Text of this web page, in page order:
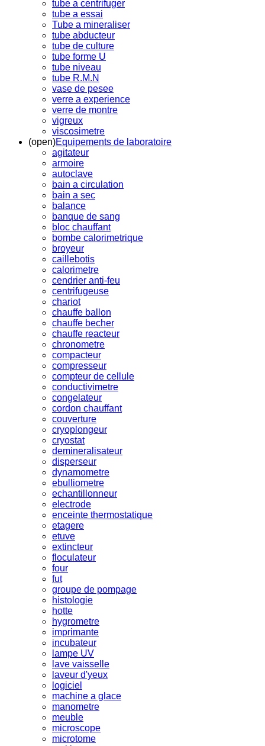
tube a centrifuger
tube a essai
Tube a mineraliser
tube abducteur
tube de culture
tube forme U
tube niveau
tube R.M.N
vase de pesee
verre a experience
verre de montre
vigreux
viscosimetre
(open)Equipements de laboratoire
agitateur
armoire
autoclave
bain a circulation
bain a sec
balance
banque de sang
bloc chauffant
bombe calorimetrique
broyeur
caillebotis
calorimetre
cendrier anti-feu
centrifugeuse
chariot
chauffe ballon
chauffe becher
chauffe reacteur
chronometre
compacteur
compresseur
compteur de cellule
conductivimetre
congelateur
cordon chauffant
couverture
cryoplongeur
cryostat
demineralisateur
disperseur
dynamometre
ebulliometre
echantillonneur
electrode
enceinte thermostatique
etagere
etuve
extincteur
floculateur
four
fut
groupe de pompage
histologie
hotte
hygrometre
imprimante
incubateur
lampe UV
lave vaisselle
laveur d'yeux
logiciel
machine a glace
manometre
meuble
microscope
microtome